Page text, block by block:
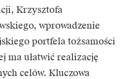
Krzysztofa
wprowadzenie
portfela tożsamości
ma ułatwić realizację
celów. Kluczowa